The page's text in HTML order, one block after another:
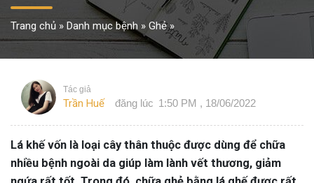
Trang chủ » Danh mục bệnh » Ghẻ»
Tác giả
Trần Huế đăng lúc 1:50 PM , 18/06/2022
Lá khế vốn là loại cây thân thuộc được dùng để chữa
nhiều bệnh ngoài da giúp làm lành vết thương, giảm